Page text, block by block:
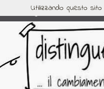
Categories
Utilizzando questo